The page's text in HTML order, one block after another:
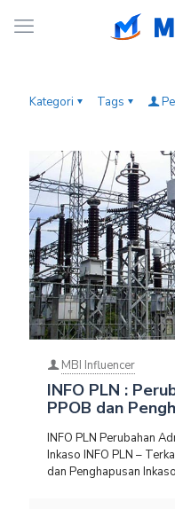
Kategori Tags
MBI Influencer
INFO PLN :
PPOB dan
INFO PLN Perubahan
Inkaso INFO PLN –
dan Penghapusan Inkaso